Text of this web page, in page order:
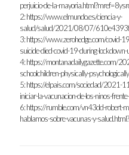
perjuicio-de-la-
2:https://www.elmundo.es/ciencia-y-
salud/salud/2021/08/07/
3:https://www.zerohedge.com/covid-
suicide-died-covid-19-during-
4:https://montanadailygazette.com/
schoolchildren-physically-
5:https://elpais.com/sociedad/2021-
iniciar-la-vacunacion-de-los-ninos-
6:https://rumble.com/vn43dd-robert-
hablamos-sobre-vacunas-y-